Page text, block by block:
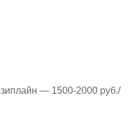
— 1500-2000 руб./